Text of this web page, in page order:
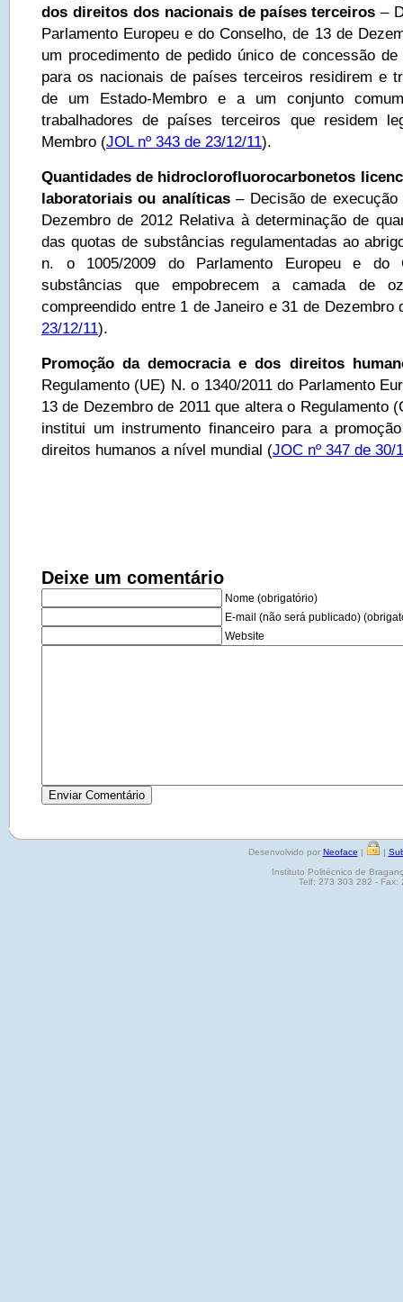
dos direitos dos nacionais de países terceiros –
Parlamento Europeu e do Conselho, de 13 de
um procedimento de pedido único de concessão
para os nacionais de países terceiros residirem e
de um Estado-Membro e a um conjunto
trabalhadores de países terceiros que residem
Membro (JOL nº 343 de 23/12/11).
Quantidades de hidroclorofluorocarbonetos
laboratoriais ou analíticas– Decisão de execução
Dezembro de 2012 Relativa à determinação de
das quotas de substâncias regulamentadas ao
n. o 1005/2009 do Parlamento Europeu e do
substâncias que empobrecem a camada de
compreendido entre 1 de Janeiro e 31 de Dezembro
23/12/11).
Promoção da democracia e dos direitos
Regulamento (UE) N. o 1340/2011 do Parlamento
13 de Dezembro de 2011 que altera o Regulamento
institui um instrumento financeiro para a
direitos humanos a nível mundial (JOC nº 347 de 30/
Deixe um comentário
Nome (obrigatório)
E-mail (não será publicado)
Website
Desenvolvido por Neoface | |
Instituto Politécnico de
Telf: 273 303 282 - Fax: